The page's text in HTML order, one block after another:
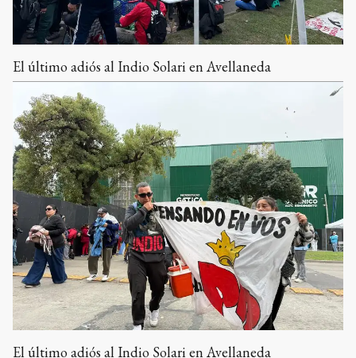
El último adiós al Indio Solari en Avellaneda
El último adiós al Indio Solari en Avellaneda